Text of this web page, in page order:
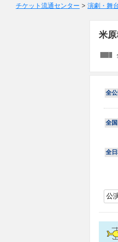
チケット流通センター > 演劇・舞
米
全
全国
全